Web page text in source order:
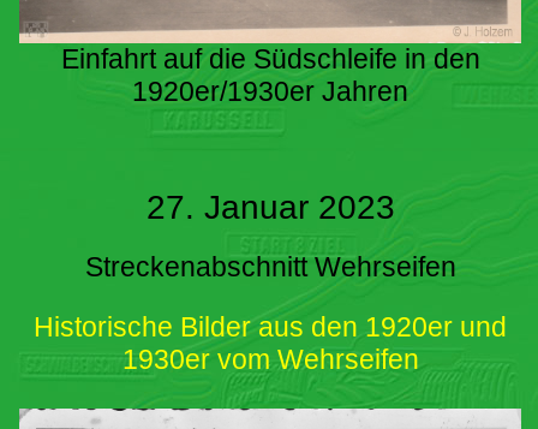
Einfahrt auf die Südschleife in den
1920er/1930er Jahren
27. Januar 2023
Streckenabschnitt Wehrseifen
Historische Bilder aus den 1920er und
1930er vom Wehrseifen